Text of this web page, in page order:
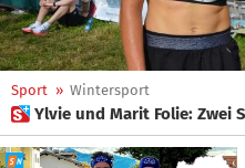
Sport » Wintersport
 Ylvie und Marit Folie: Zwei